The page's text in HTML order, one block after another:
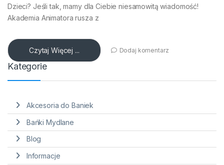
Dzieci? Jeśli tak, mamy dla Ciebie niesamowitą wiadomość!
Akademia Animatora rusza z
Czytaj Więcej ... Dodaj komentarz
Kategorie
Akcesoria do Baniek
Bańki Mydlane
Blog
Informacje